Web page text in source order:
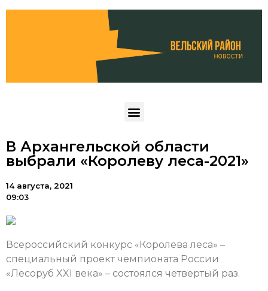
В Архангельской области
выбрали «Королеву леса-2021»
14 августа, 2021
09:03
Всероссийский конкурс «Королева леса» –
специальный проект чемпионата России
«Лесоруб XXI века» – состоялся четвертый раз.